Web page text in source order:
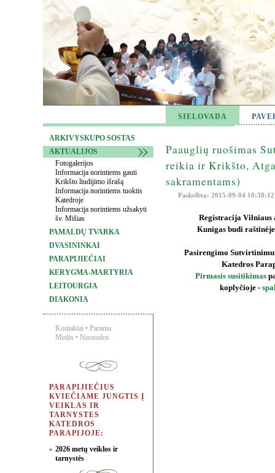
SIELOVADA
ARKIVYSKUPO SOSTAS
AKTUALIJOS
Fotogalerijos
Informacija norintiems gauti
Krikšto liudijimo išrašą
Informacija norintiems tuoktis
Katedroje
Informacija norintiems užsakyti
šv. Mišias
PAMALDŲ TVARKA
DVASININKAI
PARAPIJIEČIAI
KERYGMA-MARTYRIA
LEITOURGIA
DIAKONIA
Kontaktai • Parama
Medis • Nuorodos
PARAPIJIEČIUS
KVIEČIAME JUNGTIS Į
VEIKLAS IR
TARNYSTES
KATEDROS
PARAPIJOJE:
2026 metų veiklos ir
tarnystės
Paauglių ruošimas
reikia ir Krikšto,
sakramentams)
Paskelbta: 2015-09-04 10:38:12
Registracija Vilniaus
Kunigas budi
Pasirengimo
Katedros
Pirmasis susitikimas
koplyčioje -